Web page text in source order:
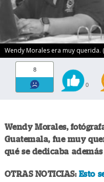
Wendy Morales era muy
8
0
Wendy Morales,
Guatemala, fue muy
qué se dedicaba
OTRAS NOTICIAS: Esto